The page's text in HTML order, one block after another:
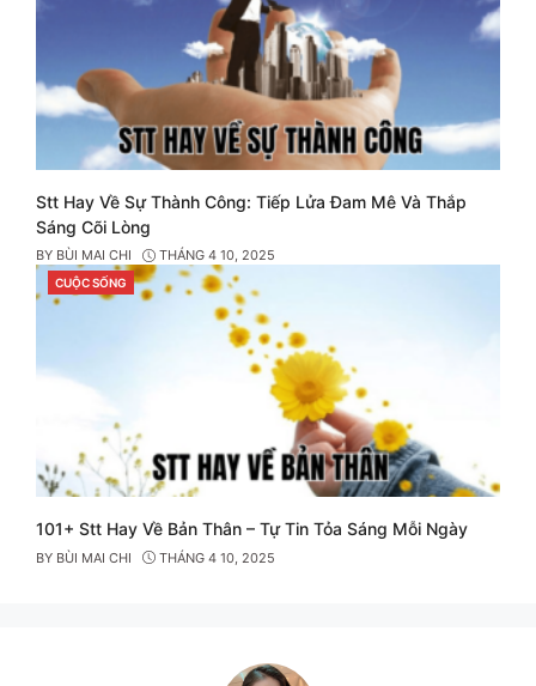
Stt Hay Về Sự Thành Công: Tiếp Lửa Đam Mê Và Thắp
Sáng Cõi Lòng
BY BÙI MAI CHI
THÁNG 4 10, 2025
CATEGORIES
CUỘC SỐNG
101+ Stt Hay Về Bản Thân – Tự Tin Tỏa Sáng Mỗi Ngày
BY BÙI MAI CHI THÁNG 4 10, 2025